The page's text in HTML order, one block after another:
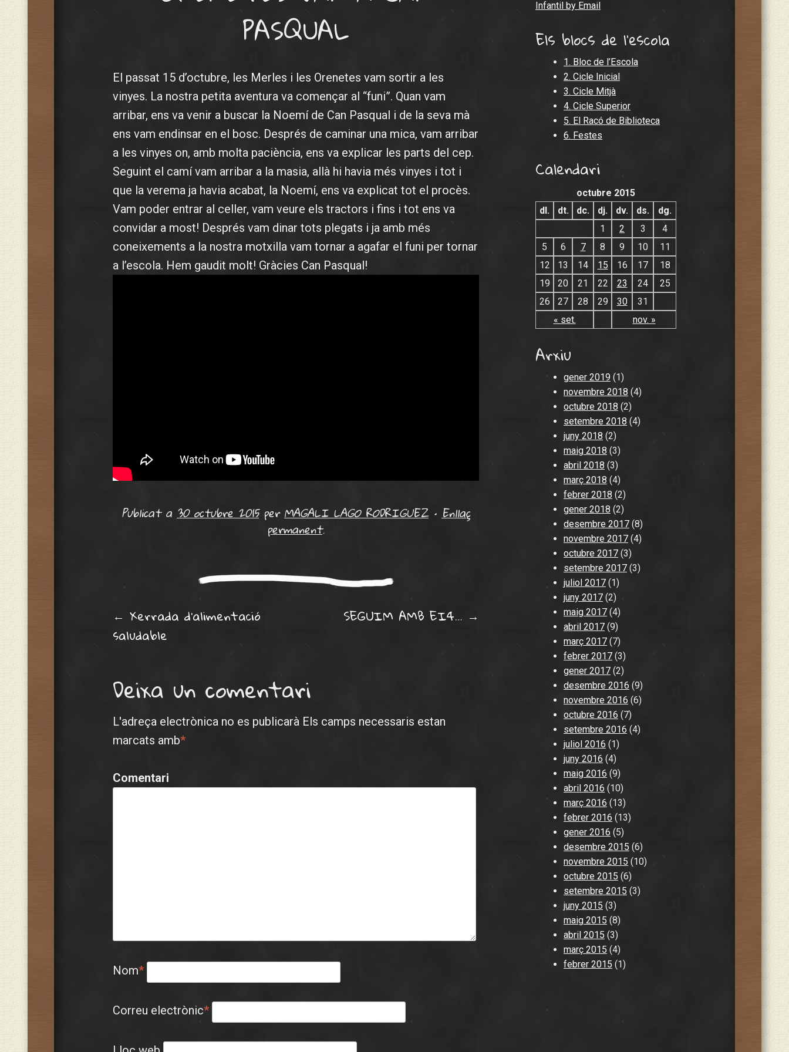
PASQUAL
El passat 15 d’octubre, les Merles i les Orenetes vam sortir a les
vinyes. La nostra petita aventura va començar al “funi”. Quan vam
arribar, ens va venir a buscar la Noemí de Can Pasqual i de la seva mà
ens vam endinsar en el bosc. Després de caminar una mica, vam arribar
a les vinyes on, amb molta paciència, ens va explicar les parts del cep.
Seguint el camí vam arribar a la masia, allà hi havia més vinyes i tot i
que la verema ja havia acabat, la Noemí, ens va explicat tot el procès.
Vam poder entrar al celler, vam veure els tractors i fins i tot ens va
convidar a most! Després vam dinar tots plegats i ja amb més
coneixements a la nostra motxilla vam tornar a agafar el funi per tornar
a l’escola. Hem gaudit molt! Gràcies Can Pasqual!
Publicat a 30 octubre 2015perMAGALI LAGO RODRIGUEZ • Enllaç
permanent.
Post navigation
← Xerrada d’alimentació
saludable
SEGUIM AMB EI4… →
Deixa un comentari
L'adreça electrònica no es publicarà Els camps necessaris estan
marcats amb*
Comentari
Nom*
Correu electrònic*
Infantil by Email
Els blocs de l'escola
1. Bloc de l’Escola
2. Cicle Inicial
3. Cicle Mitjà
4. Cicle Superior
5. El Racó de Biblioteca
6. Festes
Calendari
octubre 2015
dl.
dt. dc. dj. dv. ds. dg.
« set. nov. »
1 2 3
4
5
6 7 8 9 10
11
12
13 14 15 16 17
18
19
20 21 22 23 24
25
26
27 28 29 30 31
Arxiu
gener 2019 (1)
novembre 2018 (4)
octubre 2018 (2)
setembre 2018 (4)
juny 2018 (2)
maig 2018 (3)
abril 2018 (3)
març 2018 (4)
febrer 2018 (2)
gener 2018 (2)
desembre 2017 (8)
novembre 2017 (4)
octubre 2017 (3)
setembre 2017 (3)
juliol 2017 (1)
juny 2017 (2)
maig 2017 (4)
abril 2017 (9)
març 2017 (7)
febrer 2017 (3)
gener 2017 (2)
desembre 2016 (9)
novembre 2016 (6)
octubre 2016 (7)
setembre 2016 (4)
juliol 2016 (1)
juny 2016 (4)
maig 2016 (9)
abril 2016 (10)
març 2016 (13)
febrer 2016 (13)
gener 2016 (5)
desembre 2015 (6)
novembre 2015 (10)
octubre 2015 (6)
setembre 2015 (3)
juny 2015 (3)
maig 2015 (8)
abril 2015 (3)
març 2015 (4)
febrer 2015 (1)